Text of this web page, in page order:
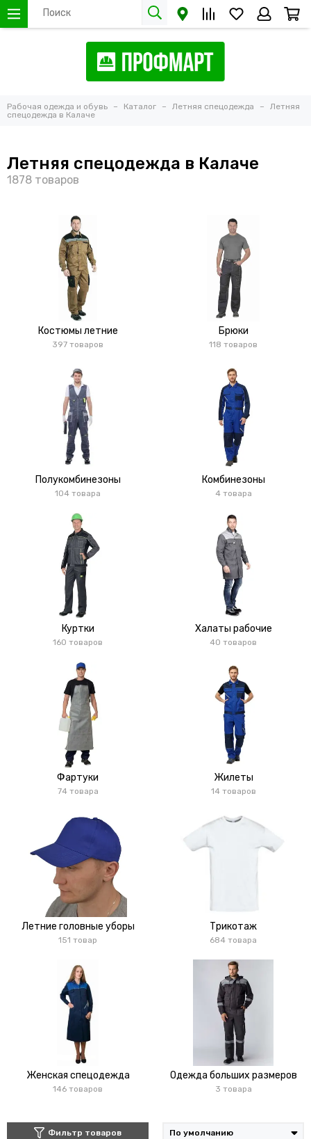
Рабочая одежда и обувь Каталог Летняя спецодежда
Летняя
спецодежда в Калаче
Летняя спецодежда в Калаче
Костюмы летние
397 товаров
Брюки
118 товаров
Полукомбинезоны
104 товара
Комбинезоны
4 товара
Куртки
160 товаров
Халаты рабочие
40 товаров
Фартуки
74 товара
Жилеты
14 товаров
Летние головные уборы
151 товар
Трикотаж
684 товара
Женская спецодежда
146 товаров
Одежда больших размеров
3 товара
Фильтр товаров